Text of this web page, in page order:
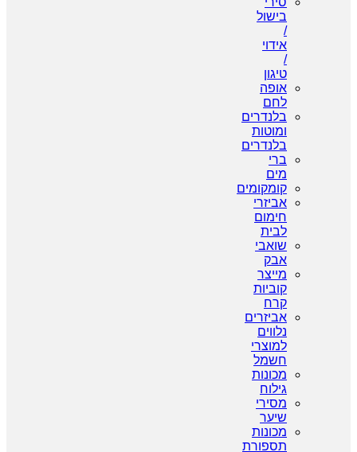
בישול
/
אידוי
/
טיגון
אופה
לחם
בלנדרים
ומוטות
בלנדרים
ברי
מים
קומקומים
אביזרי
חימום
לבית
שואבי
אבק
מייצר
קוביות
קרח
אביזרים
נלווים
למוצרי
חשמל
מכונות
גילוח
מסירי
שיער
מכונות
תספורת